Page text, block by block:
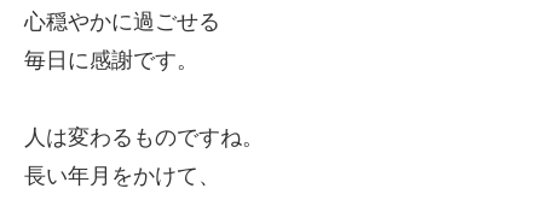
心穏やかに過ごせる
毎日に感謝です。
人は変わるものですね。
長い年月をかけて、